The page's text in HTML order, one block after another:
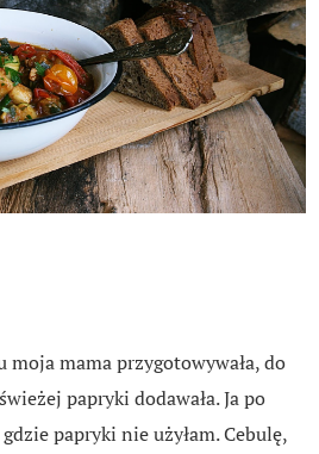
moja mama przygotowywała, do
papryki dodawała. Ja po
papryki nie użyłam. Cebulę,